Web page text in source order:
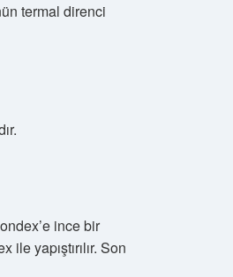
termal direnci
ince bir
ile yapıştırılır. Son